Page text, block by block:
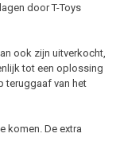
door T-Toys
ook zijn uitverkocht,
tot een oplossing
teruggaaf van het
komen. De extra